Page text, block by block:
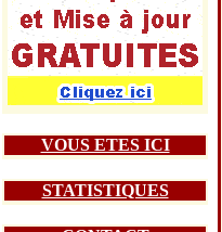
VOUS ETES ICI
STATISTIQUES